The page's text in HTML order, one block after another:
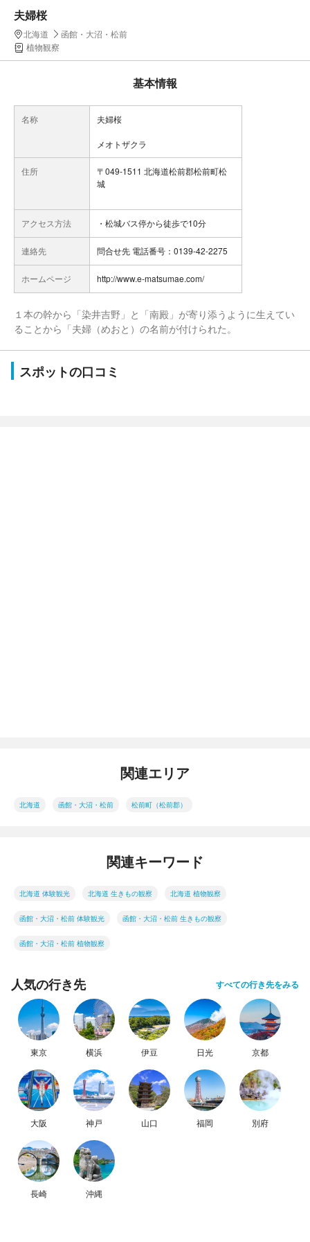
夫婦桜
北海道
函館・大沼・松前
植物観察
基本情報
名称 夫婦桜
メオトザクラ
住所
〒049-1511 北海道松前郡松前町松
城
アクセス方法 ・松城バス停から徒歩で10分
連絡先 問合せ先 電話番号：0139-42-2275
ホームページ http://www.e-matsumae.com/
１本の幹から「染井吉野」と「南殿」が寄り添うように生えてい
ることから「夫婦（めおと）の名前が付けられた。
スポットの口コミ
関連エリア
北海道 函館・大沼・松前 松前町（松前郡）
関連キーワード
北海道 体験観光 北海道 生きもの観察 北海道 植物観察
函館・大沼・松前 体験観光 函館・大沼・松前 生きもの観察
函館・大沼・松前 植物観察
人気の行き先 すべての行き先をみる
東京 横浜 伊豆 日光 京都
大阪 神戸 山口 福岡 別府
長崎 沖縄